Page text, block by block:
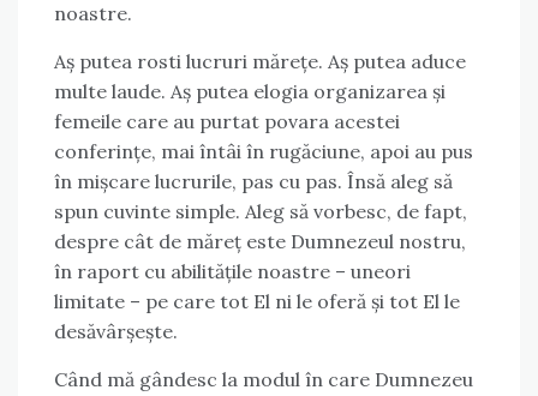
noastre.
Aș putea rosti lucruri mărețe. Aș putea aduce
multe laude. Aș putea elogia organizarea și
femeile care au purtat povara acestei
conferințe, mai întâi în rugăciune, apoi au pus
în mișcare lucrurile, pas cu pas. Însă aleg să
spun cuvinte simple. Aleg să vorbesc, de fapt,
despre cât de măreț este Dumnezeul nostru,
în raport cu abilitățile noastre – uneori
limitate – pe care tot El ni le oferă și tot El le
desăvârșește.
Când mă gândesc la modul în care Dumnezeu